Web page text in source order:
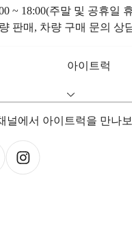
~ 18:00(주말 및 공휴일
판매, 차량 구매 문의 상
아이트럭
널에서 아이트럭을 만나